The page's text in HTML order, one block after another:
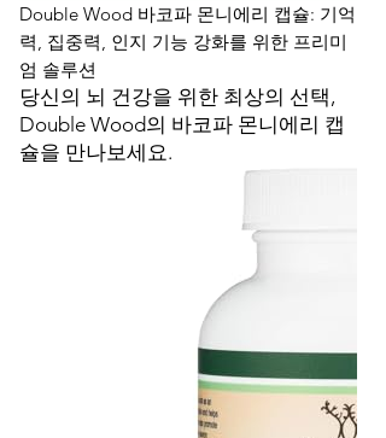
Double Wood 바코파 몬니에리 캡슐: 기억
력, 집중력, 인지 기능 강화를 위한 프리미
엄 솔루션
당신의 뇌 건강을 위한 최상의 선택,
Double Wood의 바코파 몬니에리 캡
슐을 만나보세요.